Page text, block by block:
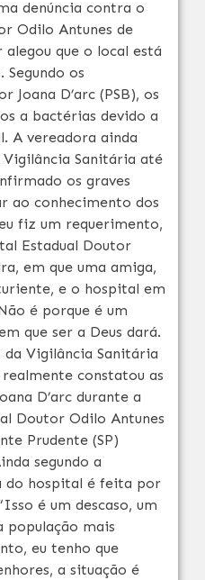
denúncia contra o
Odilo Antunes de
que o local está
Segundo os
D’arc (PSB), os
a bactérias devido a
A vereadora ainda
Sanitária até
os graves
ao conhecimento dos
fiz um requerimento,
Estadual Doutor
em que uma amiga,
e o hospital em
é porque é um
que ser a Deus dará.
Vigilância Sanitária
constatou as
D’arc durante a
Doutor Odilo Antunes
Prudente (SP)
segundo a
do hospital é feita por
é um descaso, um
população mais
eu tenho que
a situação é